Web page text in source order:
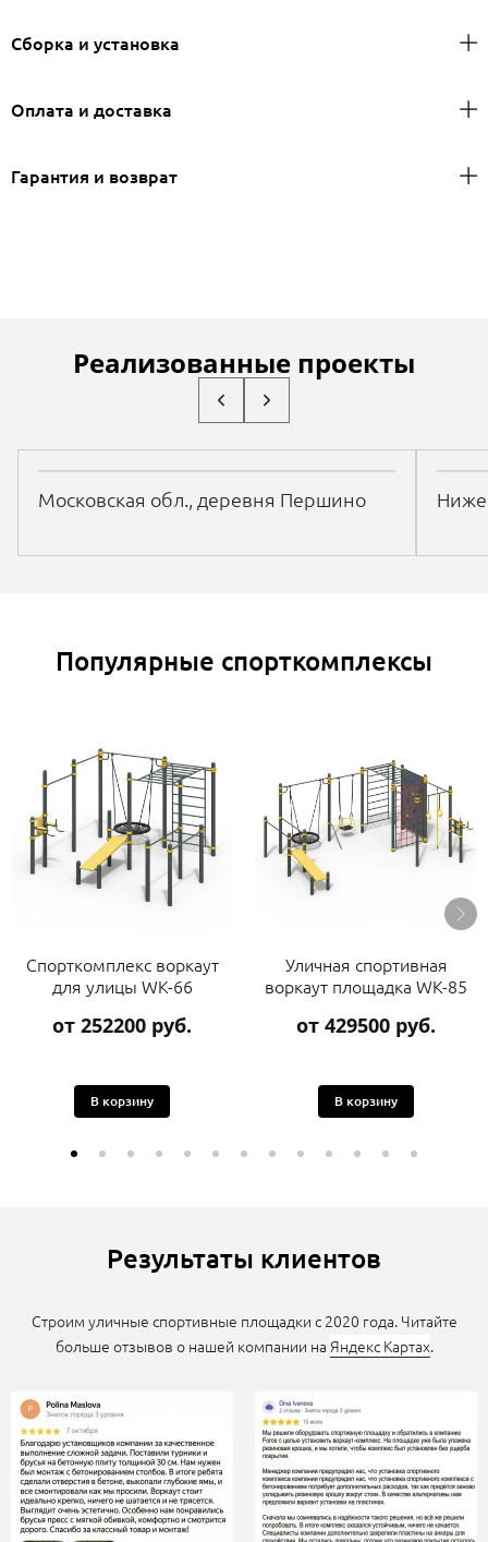
Сборка и установка
Оплата и доставка
Гарантия и возврат
Реализованные проекты
Московская обл., деревня Першино
Популярные спорткомплексы
Спорткомплекс воркаут
для улицы WK-66
от 252200 руб.
В корзину
Уличная спортивная
воркаут площадка WK-85
от 429500 руб.
В корзину
Результаты клиентов
Строим уличные спортивные площадки с 2020 года. Читайте
больше отзывов о нашей компании на Яндекс Картах.